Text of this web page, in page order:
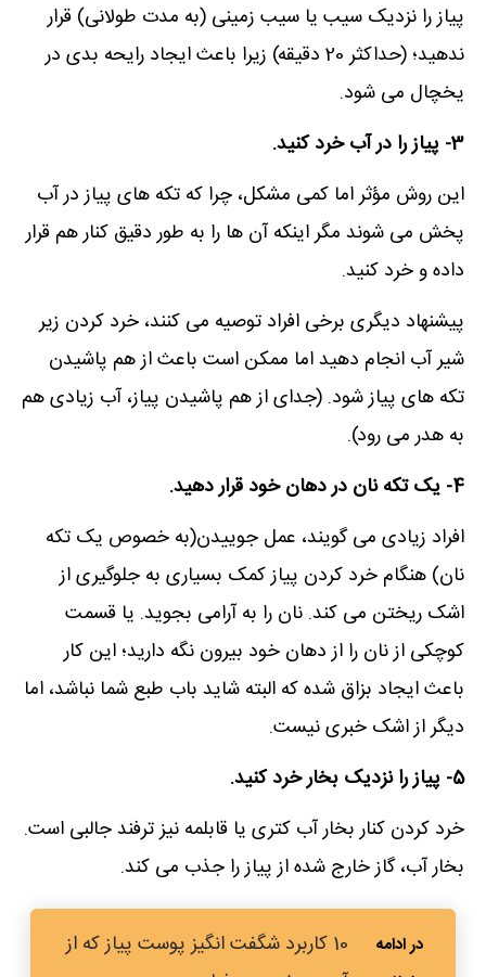
پیاز را نزدیک سیب یا سیب زمینی (به مدت طولانی) قرار
ندهید؛ (حداکثر 20 دقیقه) زیرا باعث ایجاد رایحه بدی در
یخچال می شود.
3- پیاز را در آب خرد کنید.
این روش مؤثر اما کمی مشکل، چرا که تکه های پیاز در آب
پخش می شوند مگر اینکه آن ها را به طور دقیق کنار هم قرار
داده و خرد کنید.
پیشنهاد دیگری برخی افراد توصیه می کنند، خرد کردن زیر
شیر آب انجام دهید اما ممکن است باعث از هم پاشیدن
تکه های پیاز شود. (جدای از هم پاشیدن پیاز، آب زیادی هم
به هدر می رود).
4- یک تکه نان در دهان خود قرار دهید.
افراد زیادی می گویند، عمل جوییدن(به خصوص یک تکه
نان) هنگام خرد کردن پیاز کمک بسیاری به جلوگیری از
اشک ریختن می کند. نان را به آرامی بجوید. یا قسمت
کوچکی از نان را از دهان خود بیرون نگه دارید؛ این کار
باعث ایجاد بزاق شده که البته شاید باب طبع شما نباشد، اما
دیگر از اشک خبری نیست.
5- پیاز را نزدیک بخار خرد کنید.
خرد کردن کنار بخار آب کتری یا قابلمه نیز ترفند جالبی است.
بخار آب، گاز خارج شده از پیاز را جذب می کند.
10 کاربرد شگفت‌ انگیز پوست پیاز که از